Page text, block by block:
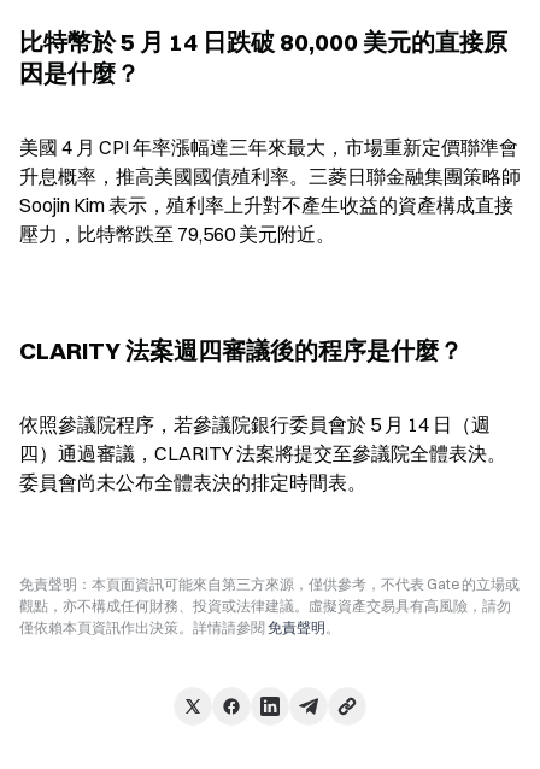
比特幣於 5 月 14 日跌破 80,000 美元的直接原
因是什麼？
美國 4 月 CPI 年率漲幅達三年來最大，市場重新定價聯準會
升息概率，推高美國國債殖利率。三菱日聯金融集團策略師
Soojin Kim 表示，殖利率上升對不產生收益的資產構成直接
壓力，比特幣跌至 79,560 美元附近。
CLARITY 法案週四審議後的程序是什麼？
依照參議院程序，若參議院銀行委員會於 5 月 14 日（週
四）通過審議，CLARITY 法案將提交至參議院全體表決。
委員會尚未公布全體表決的排定時間表。
免責聲明：本頁面資訊可能來自第三方來源，僅供參考，不代表 Gate 的立場或
觀點，亦不構成任何財務、投資或法律建議。虛擬資產交易具有高風險，請勿
僅依賴本頁資訊作出決策。詳情請參閱 免責聲明。